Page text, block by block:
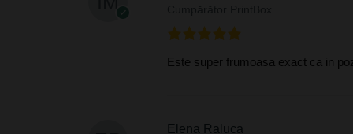
Evaluat la5
din 5
Este super frumoasa exact ca in
Elena Raluca